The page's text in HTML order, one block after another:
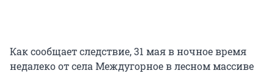
Как сообщает следствие, 31 мая в ночное время
недалеко от села Междугорное в лесном массиве